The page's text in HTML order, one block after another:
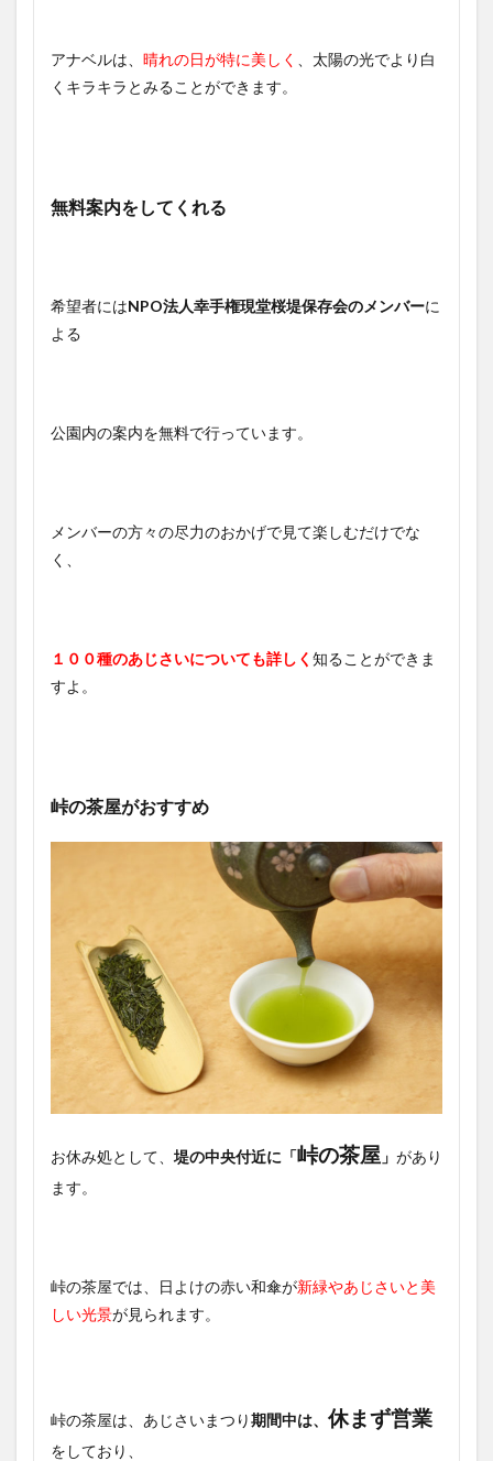
アナベルは、 晴れの日が特に美しく
、太陽の光でより白
くキラキラとみることができます。
無料案内をしてくれる
希望者にはNPO法人幸手権現堂桜堤保存会のメンバーに
よる
公園内の案内を無料で行っています。
メンバーの方々の尽力のおかげで見て楽しむだけでな
く、
１００種のあじさいについても詳しく 知ることができま
すよ。
峠の茶屋がおすすめ
お休み処として、 堤の中央付近に「峠の茶屋 」 があり
ます。
峠の茶屋では、日よけの赤い和傘が新緑やあじさいと美
しい光景が見られます。
峠の茶屋は、あじさいまつり期間中は、 休まず営業
をしており、